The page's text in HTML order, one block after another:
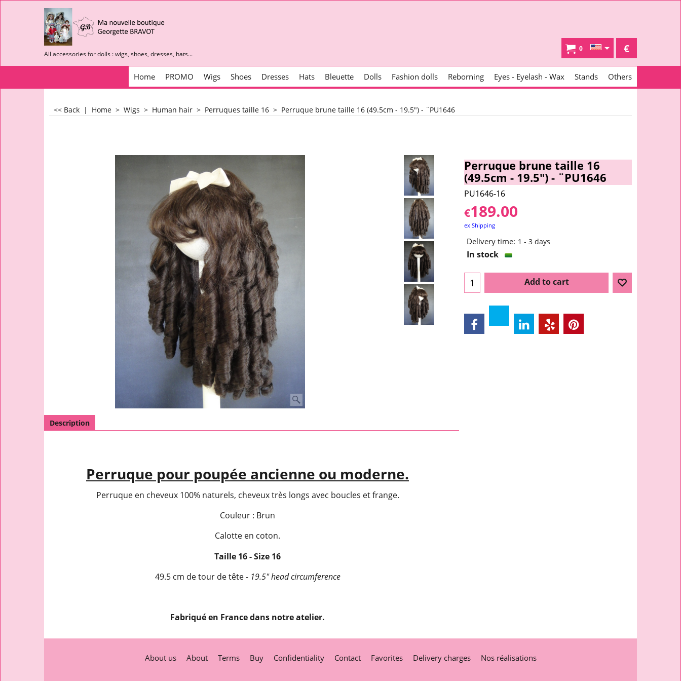
All accessories for dolls : wigs, shoes, dresses, hats...
0 €
Home PROMO Wigs Shoes Dresses Hats Bleuette Dolls Fashion dolls Reborning Eyes - Eyelash - Wax Stands Others
<< Back | Home > Wigs > Human hair > Perruques taille 16 > Perruque brune taille 16 (49.5cm - 19.5") - ¨PU1646
Perruque brune taille 16
(49.5cm - 19.5") - ¨PU1646
PU1646-16
€189.00
ex Shipping
Delivery time: 1 - 3 days
In stock
Add to cart
Description
Perruque pour poupée ancienne ou moderne.
Perruque en cheveux 100% naturels, cheveux très longs avec boucles et frange.
Couleur : Brun
Calotte en coton.
Taille 16 - Size 16
49.5 cm de tour de tête - 19.5" head circumference
Fabriqué en France dans notre atelier.
About us About Terms Buy Confidentiality Contact Favorites Delivery charges Nos réalisations